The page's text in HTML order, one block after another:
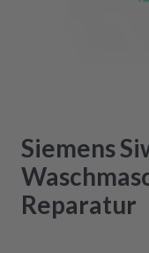
Siemens
Reparatur